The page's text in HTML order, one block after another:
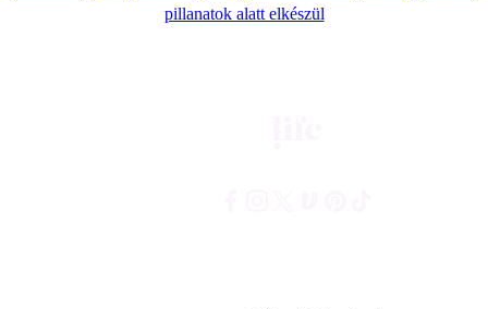
pillanatok alatt elkészül